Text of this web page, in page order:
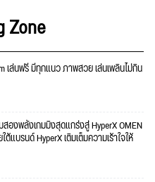
Zone
เล่นฟรี มีทุกแนว ภาพสวย เล่นเพลินไม่กิน
สองพลังเกมมิงสุดแกร่งสู่ HyperX OMEN
แบรนด์ HyperX เติมเต็มความเร้าใจให้